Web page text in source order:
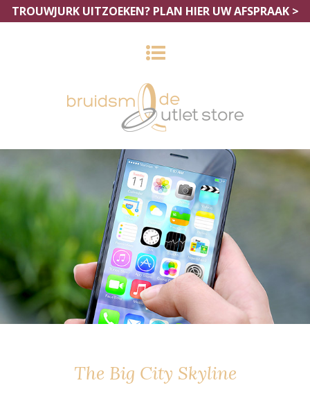
TROUWJURK UITZOEKEN? PLAN HIER UW AFSPRAAK >
The Big City Skyline